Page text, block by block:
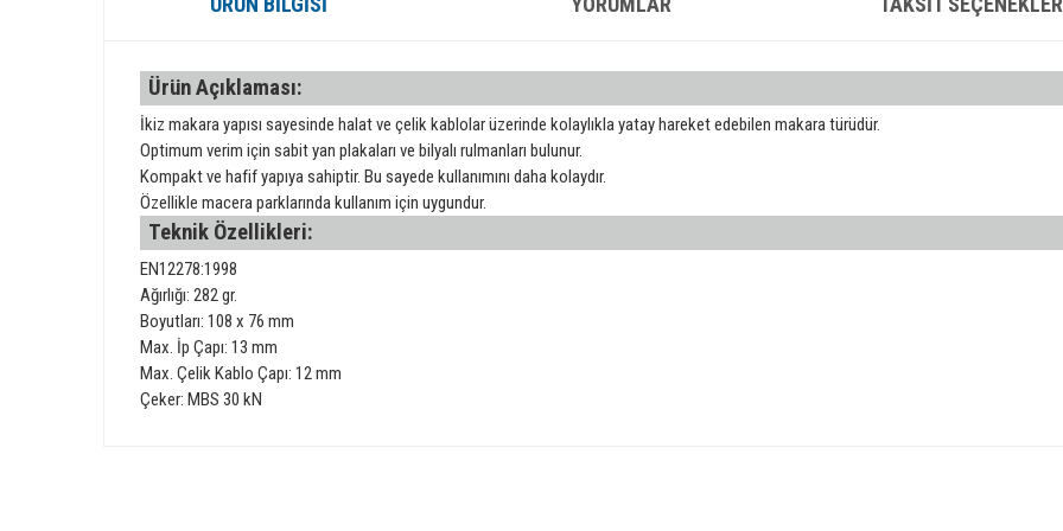
Ürün Açıklaması:
İkiz makara yapısı sayesinde halat ve çelik kablolar üzerinde kolaylıkla yatay hareket edebilen makara türüdür.
Optimum verim için sabit yan plakaları ve bilyalı rulmanları bulunur.
Kompakt ve hafif yapıya sahiptir. Bu sayede kullanımını daha kolaydır.
Özellikle macera parklarında kullanım için uygundur.
Teknik Özellikleri:
EN12278:1998
Ağırlığı: 282 gr.
Boyutları: 108 x 76 mm
Max. İp Çapı: 13 mm
Max. Çelik Kablo Çapı: 12 mm
Çeker: MBS 30 kN